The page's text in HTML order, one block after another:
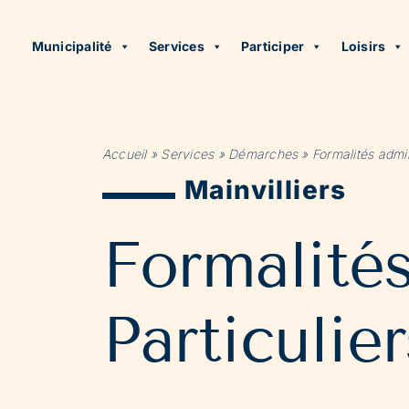
Municipalité Services Participer Loisirs
Accueil» Services» Démarches» Formalités
Mainvilliers